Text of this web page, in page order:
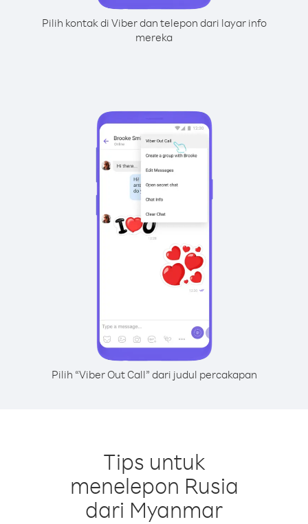
Pilih kontak di Viber dan telepon dari layar info
mereka
Pilih “Viber Out Call” dari judul percakapan
Tips untuk
menelepon Rusia
dari Myanmar